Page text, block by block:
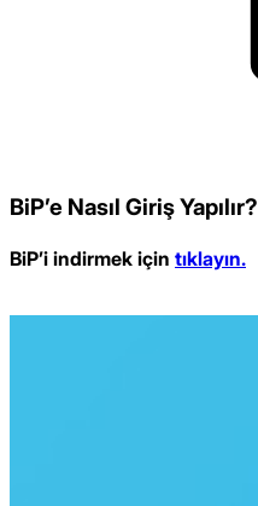
BiP’e Nasıl Giriş Yapılır?
BiP’i indirmek için tıklayın.